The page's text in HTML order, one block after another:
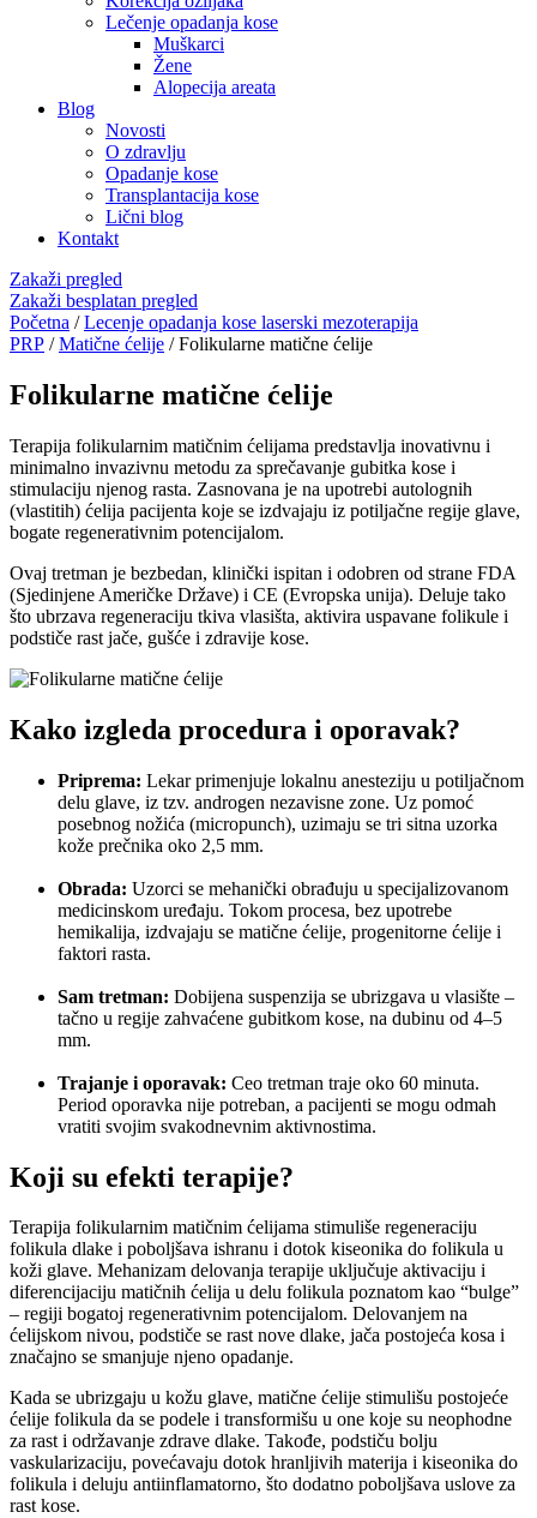
Lečenje opadanja kose
Muškarci
Žene
Alopecija areata
Blog
Novosti
O zdravlju
Opadanje kose
Transplantacija kose
Lični blog
Kontakt
Zakaži pregled
Zakaži besplatan pregled
Početna /Lecenje opadanja kose laserski mezoterapija
PRP /Matične ćelije / Folikularne matične ćelije
Folikularne matične ćelije
Terapija folikularnim matičnim ćelijama predstavlja inovativnu i
minimalno invazivnu metodu za sprečavanje gubitka kose i
stimulaciju njenog rasta. Zasnovana je na upotrebi autolognih
(vlastitih) ćelija pacijenta koje se izdvajaju iz potiljačne regije glave,
bogate regenerativnim potencijalom.
Ovaj tretman je bezbedan, klinički ispitan i odobren od strane FDA
(Sjedinjene Američke Države) i CE (Evropska unija). Deluje tako
što ubrzava regeneraciju tkiva vlasišta, aktivira uspavane folikule i
podstiče rast jače, gušće i zdravije kose.
Kako izgleda procedura i oporavak?
Priprema: Lekar primenjuje lokalnu anesteziju u potiljačnom
delu glave, iz tzv. androgen nezavisne zone. Uz pomoć
posebnog nožića (micropunch), uzimaju se tri sitna uzorka
kože prečnika oko 2,5 mm.
Obrada: Uzorci se mehanički obrađuju u specijalizovanom
medicinskom uređaju. Tokom procesa, bez upotrebe
hemikalija, izdvajaju se matične ćelije, progenitorne ćelije i
faktori rasta.
Sam tretman: Dobijena suspenzija se ubrizgava u vlasište –
tačno u regije zahvaćene gubitkom kose, na dubinu od 4–5
mm.
Trajanje i oporavak: Ceo tretman traje oko 60 minuta.
Period oporavka nije potreban, a pacijenti se mogu odmah
vratiti svojim svakodnevnim aktivnostima.
Koji su efekti terapije?
Terapija folikularnim matičnim ćelijama stimuliše regeneraciju
folikula dlake i poboljšava ishranu i dotok kiseonika do folikula u
koži glave. Mehanizam delovanja terapije uključuje aktivaciju i
diferencijaciju matičnih ćelija u delu folikula poznatom kao “bulge”
– regiji bogatoj regenerativnim potencijalom. Delovanjem na
ćelijskom nivou, podstiče se rast nove dlake, jača postojeća kosa i
značajno se smanjuje njeno opadanje.
Kada se ubrizgaju u kožu glave, matične ćelije stimulišu postojeće
ćelije folikula da se podele i transformišu u one koje su neophodne
za rast i održavanje zdrave dlake. Takođe, podstiču bolju
vaskularizaciju, povećavaju dotok hranljivih materija i kiseonika do
folikula i deluju antiinflamatorno, što dodatno poboljšava uslove za
rast kose.